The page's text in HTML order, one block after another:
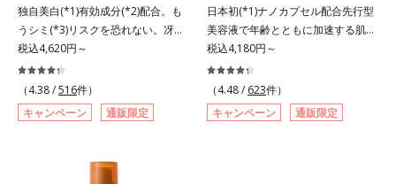
自分では気づきにくい死角のシワの
改善にも効果を発揮します。*1 メ
ラニンの生成を抑え、シミ・ソバカ
スを防ぐ*2 ナイアシンアミド（有
効成分）、水添大豆リン脂質、フィ
トステロール、水（基剤）、
BG（保湿）*3 角層まで*4 K石けん
角層の範囲内における自社従来品処
独自美白(*1)有効成分(*2)配合。も
うシミ(*3)リスクを恐れない。冴え
わたる透明美肌(*4)へ。先端肌科学
が導く、透明感あふれる輝き(*4)
へ。今の自分の肌も未来の肌もあき
らめない、自分史上最高の冴えわた
る透明美肌(*4)を目指すには、美肌
ミを予防するお手入れを続けること
税込4,620円～
（4.38 /516件）
キャンペーン
通販限定
日本初(*1)ナノカプセル配合先行型
美容液で年齢とともに加速する肌悩
み(*2)にブレーキを。スキンケアの
打ち止め感に。年齢とともに加速す
る肌悩み(*2)にブレーキをかけ、化
粧水前の土台(*3)づくりで、うるお
いに満ち満ちた内側から弾むような
税込4,180円～
（4.48 / 623件）
キャンペーン
通販限定